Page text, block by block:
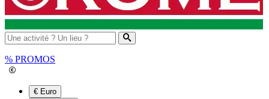
% PROMOS
€ Euro